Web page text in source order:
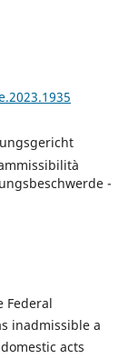
-
Federal
inadmissible a
acts